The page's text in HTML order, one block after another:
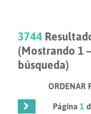
3744
(Mostrando 1
búsqueda)
ORDENAR
Página1